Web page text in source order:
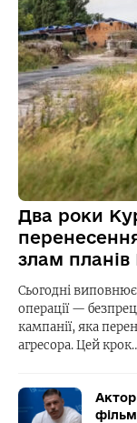
Два роки
злам
Сьогодні
операції —
кампанії, яка
агресора. Цей